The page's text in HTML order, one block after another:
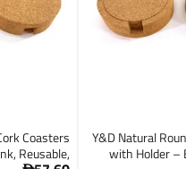
Y&D Natural Round Cork Coasters
with Holder – Blank, Reusable,